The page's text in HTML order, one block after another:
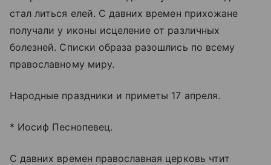
стал литься елей. С давних времен прихожане
получали у иконы исцеление от различных
болезней. Списки образа разошлись по всему
православному миру.
Народные праздники и приметы 17 апреля.
* Иосиф Песнопевец.
С давних времен православная церковь чтит